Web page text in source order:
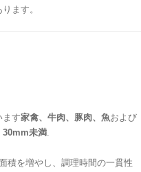
ます。
ます家禽、牛肉、豚肉、魚および
30mm未満.
積を増やし、調理時間の一貫性